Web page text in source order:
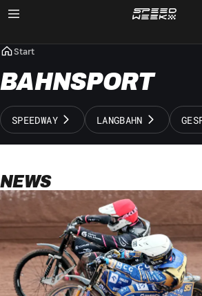
Start
BAHNSPORT
SPEEDWAY LANGBAHN
NEWS